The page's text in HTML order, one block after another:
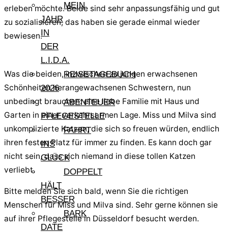
MEIN
JAHR
IN
DER
L.I.D.A.
REISETAGEBUCH
2026
ABENTEUER
PFLEGESTELLE
FAHRT
INS
GLÜCK
DOPPELT
HÄLT
BESSER
BARK
DATE
erleben möchte. Beide sind sehr anpassungsfähig und gut
zu sozialisieren, das haben sie gerade einmal wieder
bewiesen.
Was die beiden, inzwischen zu jungen erwachsenen
Schönheiten herangewachsenen Schwestern, nun
unbedingt brauchen: eine liebe Familie mit Haus und
Garten in einer verkehrsarmen Lage. Miss und Milva sind
unkomplizierte Katzen, die sich so freuen würden, endlich
ihren festen Platz für immer zu finden. Es kann doch gar
nicht sein, dass sich niemand in diese tollen Katzen
verliebt.
Bitte melden Sie sich bald, wenn Sie die richtigen
Menschen für Miss und Milva sind. Sehr gerne können sie
auf ihrer Pflegestelle in Düsseldorf besucht werden.